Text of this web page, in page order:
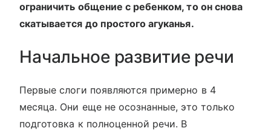
ограничить общение с ребенком, то он снова
скатывается до простого агуканья.
Начальное развитие речи
Первые слоги появляются примерно в 4
месяца. Они еще не осознанные, это только
подготовка к полноценной речи. В